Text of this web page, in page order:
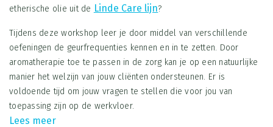
etherische olie uit de Linde Care lijn?
Tijdens deze workshop leer je door middel van verschillende
oefeningen de geurfrequenties kennen en in te zetten. Door
aromatherapie toe te passen in de zorg kan je op een natuurlijke
manier het welzijn van jouw cliënten ondersteunen. Er is
voldoende tijd om jouw vragen te stellen die voor jou van
toepassing zijn op de werkvloer.
Lees meer